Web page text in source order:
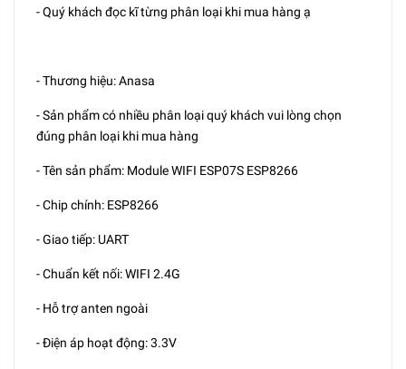
- Quý khách đọc kĩ từng phân loại khi mua hàng ạ
- Thương hiệu: Anasa
- Sản phẩm có nhiều phân loại quý khách vui lòng chọn
đúng phân loại khi mua hàng
- Tên sản phẩm: Module WIFI ESP07S ESP8266
- Chip chính: ESP8266
- Giao tiếp: UART
- Chuẩn kết nối: WIFI 2.4G
- Hỗ trợ anten ngoài
- Điện áp hoạt động: 3.3V